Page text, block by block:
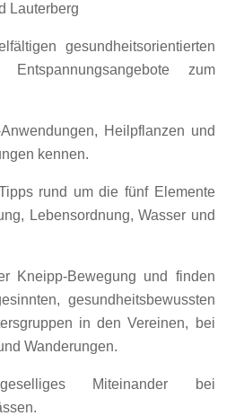
Lauterberg
gesundheitsorientierten
Entspannungsangebote zum
Heilpflanzen und
kennen.
rund um die fünf Elemente
Lebensordnung, Wasser und
Kneipp-Bewegung und finden
gesundheitsbewussten
in den Vereinen, bei
Wanderungen.
Miteinander bei